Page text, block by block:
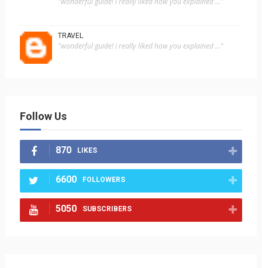
TRAVEL
"wonderful guide! i really liked how you explained ..."
Follow Us
870 LIKES
6600 FOLLOWERS
5050 SUBSCRIBERS